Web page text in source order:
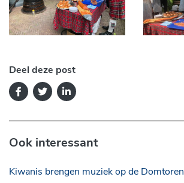
Deel deze post
Ook interessant
Kiwanis brengen muziek op de Domtoren